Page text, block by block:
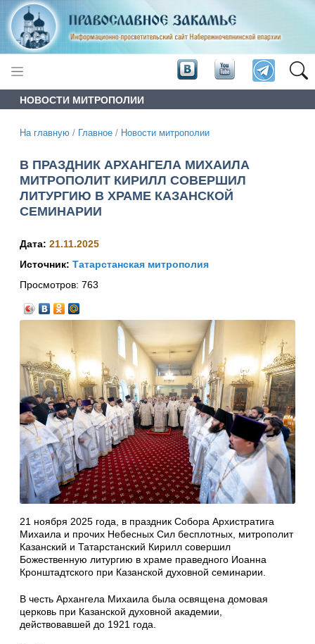
НОВОСТИ МИТРОПОЛИИ
На главную / Главное / Новости митрополии
В ПРАЗДНИК АРХАНГЕЛА МИХАИЛА
МИТРОПОЛИТ КИРИЛЛ СОВЕРШИЛ
ЛИТУРГИЮ В ХРАМЕ КАЗАНСКОЙ
СЕМИНАРИИ
Дата: 21.11.2025
Источник: Татарстанская митрополия
Просмотров: 763
21 ноября 2025 года, в праздник Собора Архистратига
Михаила и прочих Небесных Сил бесплотных, митрополит
Казанский и Татарстанский Кирилл совершил
Божественную литургию в храме праведного Иоанна
Кронштадтского при Казанской духовной семинарии.
В честь Архангела Михаила была освящена домовая
церковь при Казанской духовной академии,
действовавшей до 1921 года.